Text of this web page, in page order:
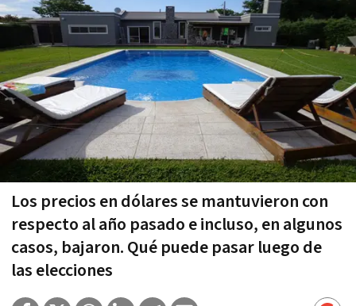
Los precios en dólares se mantuvieron con
respecto al año pasado e incluso, en algunos
casos, bajaron. Qué puede pasar luego de
las elecciones